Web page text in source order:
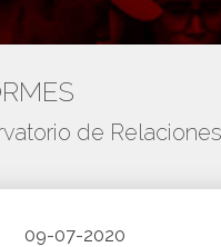
de
09-07-2020